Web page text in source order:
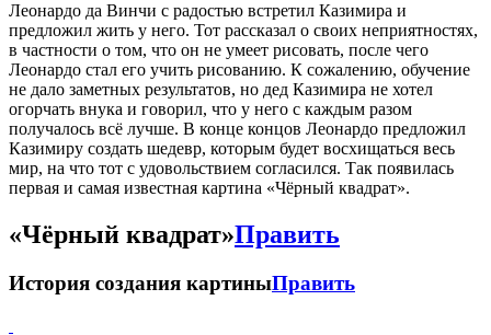
Леонардо да Винчи с радостью встретил Казимира и
предложил жить у него. Тот рассказал о своих неприятностях,
в частности о том, что он не умеет рисовать, после чего
Леонардо стал его учить рисованию. К сожалению, обучение
не дало заметных результатов, но дед Казимира не хотел
огорчать внука и говорил, что у него с каждым разом
получалось всё лучше. В конце концов Леонардо предложил
Казимиру создать шедевр, которым будет восхищаться весь
мир, на что тот с удовольствием согласился. Так появилась
первая и самая известная картина «Чёрный квадрат».
«Чёрный квадрат»Править
История создания картиныПравить